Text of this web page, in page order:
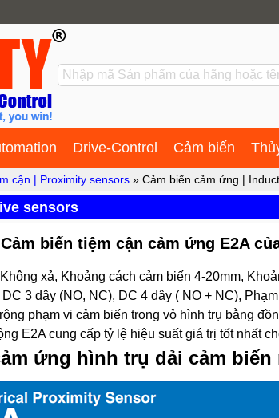
Drive-Control Cảm biến
cận | Proximity sensors » Cảm biến cảm ứng |
sensors
biến tiệm cận cảm ứng E2A
xả, Khoảng cách cảm biến 4-20mm,
3 dây (NO, NC), DC 4 dây ( NO + NC),
phạm vi cảm biến trong vỏ hình trụ bằng
E2A cung cấp tỷ lệ hiệu suất giá trị tốt nhất
ứng hình trụ dải cảm